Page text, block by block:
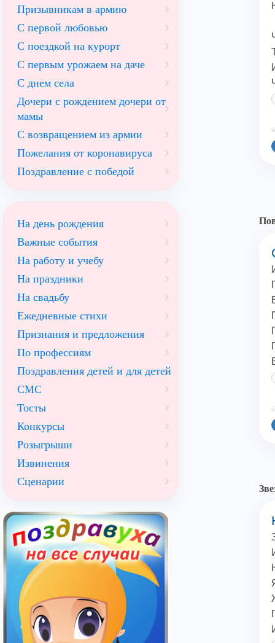
Призывникам в армию
С первой любовью
С поездкой на курорт
С первым урожаем на даче
С днем села
Дочери с рождением дочери от
мамы
С возвращением из армии
Пожелания от коронавируса
Поздравление с победой
На день рождения
Важные события
На работу и учебу
На праздники
На свадьбу
Ежедневные стихи
Признания и предложения
По профессиям
Поздравления детей и для детей
СМС
Тосты
Конкурсы
Розыгрыши
Извинения
Сценарии